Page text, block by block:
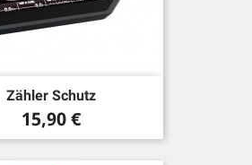
Zähler Schutz
Preis
15,90 €